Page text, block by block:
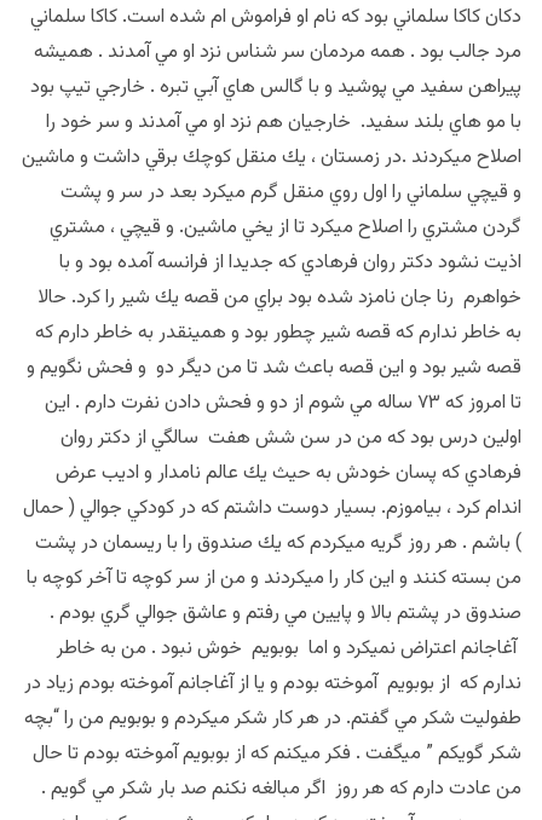
دكان كاكا سلماني بود كه نام او فراموش ام شده است. كاكا سلماني
مرد جالب بود . همه مردمان سر شناس نزد او مي آمدند . هميشه
پيراهن سفيد مي پوشيد و با گالس هاي آبي تبره . خارجي تيپ بود
با مو هاي بلند سفيد. خارجيان هم نزد او مي آمدند و سر خود را
اصلاح ميكردند .در زمستان ، يك منقل كوچك برقي داشت و ماشين
و قيچي سلماني را اول روي منقل گرم ميكرد بعد در سر و پشت
گردن مشتري را اصلاح ميكرد تا از يخي ماشين. و قيچي ، مشتري
اذيت نشود دكتر روان فرهادي كه جديدا از فرانسه آمده بود و با
خواهرم رنا جان نامزد شده بود براي من قصه يك شير را كرد. حالا
به خاطر ندارم كه قصه شير چطور بود و همينقدر به خاطر دارم كه
قصه شير بود و اين قصه باعث شد تا من ديگر دو و فحش نگويم و
تا امروز كه ٧٣ ساله مي شوم از دو و فحش دادن نفرت دارم . اين
اولين درس بود كه من در سن شش هفت سالگي از دكتر روان
فرهادي كه پسان خودش به حيث يك عالم نامدار و اديب عرض
اندام كرد ، بياموزم. بسيار دوست داشتم كه در كودكي جوالي ( حمال
) باشم . هر روز گريه ميكردم كه يك صندوق را با ريسمان در پشت
من بسته كنند و اين كار را ميكردند و من از سر كوچه تا آخر كوچه با
صندوق در پشتم بالا و پايين مي رفتم و عاشق جوالي گري بودم .
آغاجانم اعتراض نميكرد و اما بوبويم خوش نبود . من به خاطر
ندارم كه از بوبويم آموخته بودم و يا از آغاجانم آموخته بودم زياد در
طفوليت شكر مي گفتم. در هر كار شكر ميكردم و بوبويم من را “بچه
شكر گويكم ” ميگفت . فكر ميكنم كه از بوبويم آموخته بودم تا حال
من عادت دارم كه هر روز اگر مبالغه نكنم صد بار شكر مي گويم .